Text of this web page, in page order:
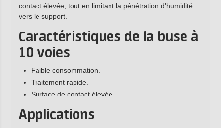
contact élevée, tout en limitant la pénétration d'humidité
vers le support.
Caractéristiques de la buse à
10 voies
Faible consommation.
Traitement rapide.
Surface de contact élevée.
Applications